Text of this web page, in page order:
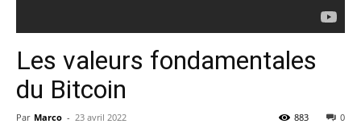
Les valeurs fondamentales
du Bitcoin
Par Marco - 23 avril 2022 0
883